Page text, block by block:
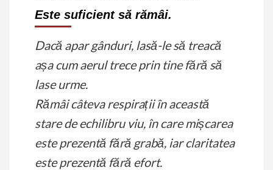
Este suficient să rămâi.
Dacă apar gânduri, lasă-le să treacă
așa cum aerul trece prin tine fără să
lase urme.
Rămâi câteva respirații în această
stare de echilibru viu, în care mișcarea
este prezentă fără grabă, iar claritatea
este prezentă fără efort.